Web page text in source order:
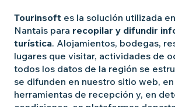
Tourinsoft es la solución utilizada
Nantais para recopilar y difundir
turística. Alojamientos, bodegas,
lugares que visitar, actividades de
todos los datos de la región se
se difunden en nuestro sitio web,
herramientas de recepción y, en